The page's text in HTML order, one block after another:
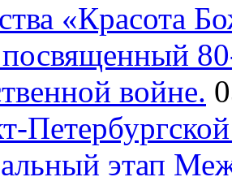
«Красота
войне.
этап